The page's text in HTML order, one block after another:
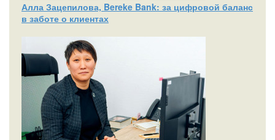
Алла Зацепилова, Bereke Bank: за цифровой баланс
в заботе о клиентах